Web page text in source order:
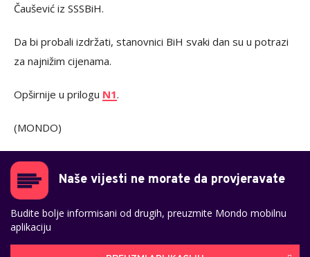
Čaušević iz SSSBiH.
Da bi probali izdržati, stanovnici BiH svaki dan su u potrazi
za najnižim cijenama.
Opširnije u prilogu N1.
(MONDO)
Naše vijesti ne morate da provjeravate
Budite bolje informisani od drugih, preuzmite Mondo mobilnu
aplikaciju